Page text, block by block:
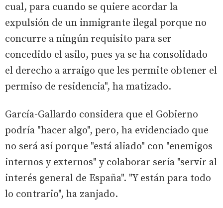
cual, para cuando se quiere acordar la
expulsión de un inmigrante ilegal porque no
concurre a ningún requisito para ser
concedido el asilo, pues ya se ha consolidado
el derecho a arraigo que les permite obtener el
permiso de residencia", ha matizado.
García-Gallardo considera que el Gobierno
podría "hacer algo", pero, ha evidenciado que
no será así porque "está aliado" con "enemigos
internos y externos" y colaborar sería "servir al
interés general de España". "Y están para todo
lo contrario", ha zanjado.